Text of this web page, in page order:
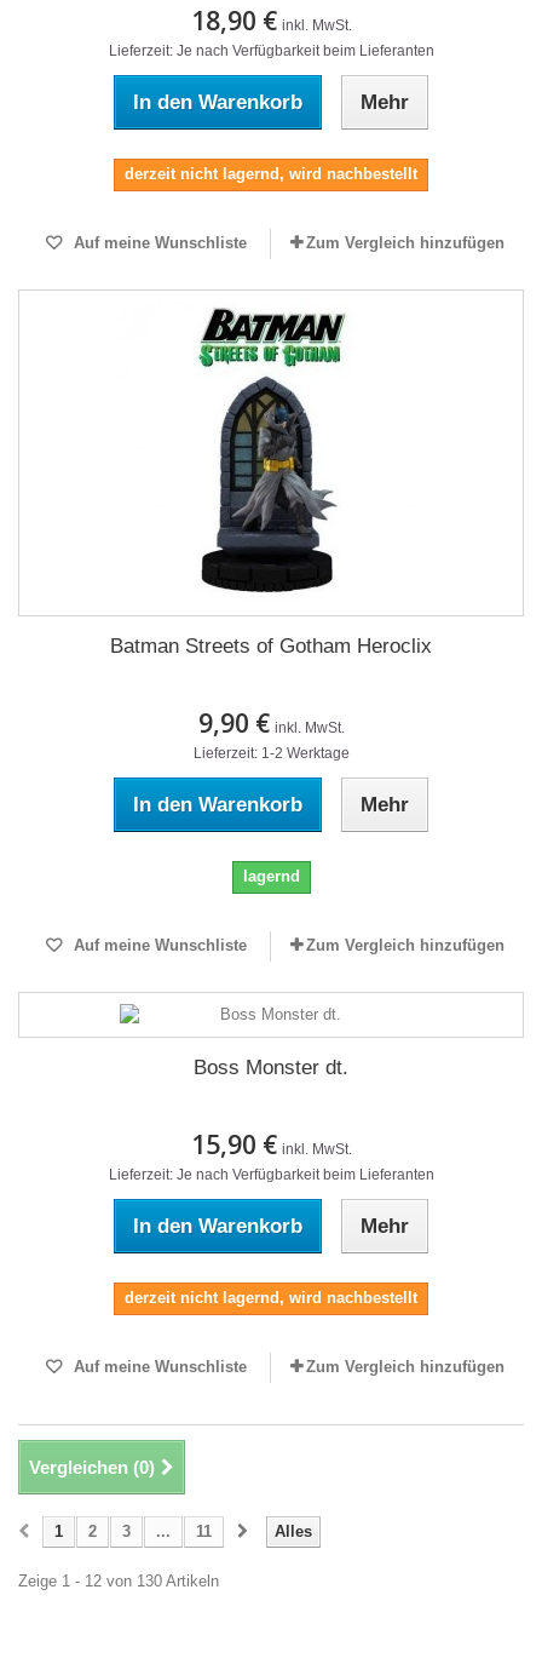
18,90 € inkl. MwSt.
Lieferzeit: Je nach Verfügbarkeit beim Lieferanten
In den Warenkorb Mehr
derzeit nicht lagernd, wird nachbestellt
Auf meine Wunschliste Zum Vergleich hinzufügen
Batman Streets of Gotham Heroclix
9,90 € inkl. MwSt.
Lieferzeit: 1-2 Werktage
In den Warenkorb Mehr
lagernd
Auf meine Wunschliste Zum Vergleich hinzufügen
Boss Monster dt.
15,90 € inkl. MwSt.
Lieferzeit: Je nach Verfügbarkeit beim Lieferanten
In den Warenkorb Mehr
derzeit nicht lagernd, wird nachbestellt
Auf meine Wunschliste Zum Vergleich hinzufügen
Vergleichen (0)
Alles
1 2 3 ... 11
Zeige 1 - 12 von 130 Artikeln